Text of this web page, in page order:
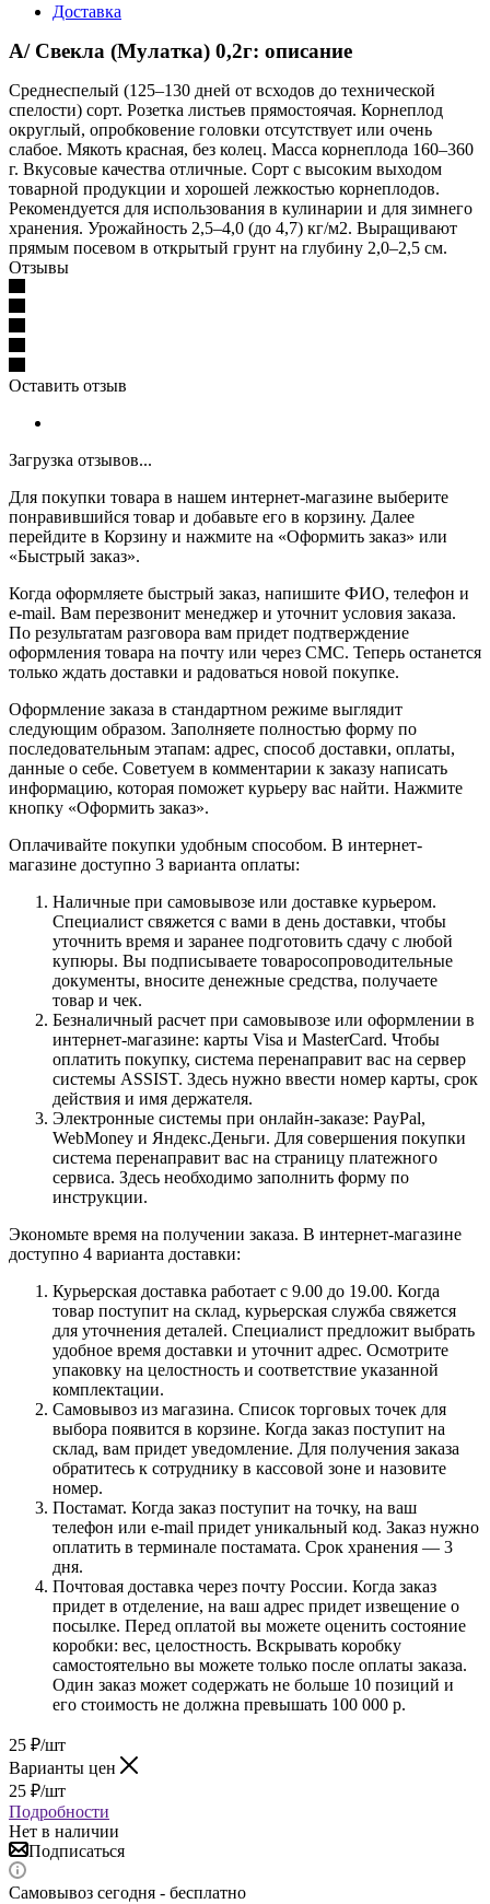
Доставка
А/ Свекла (Мулатка) 0,2г: описание
Среднеспелый (125–130 дней от всходов до технической
спелости) сорт. Розетка листьев прямостоячая. Корнеплод
округлый, опробковение головки отсутствует или очень
слабое. Мякоть красная, без колец. Масса корнеплода 160–360
г. Вкусовые качества отличные. Сорт с высоким выходом
товарной продукции и хорошей лежкостью корнеплодов.
Рекомендуется для использования в кулинарии и для зимнего
хранения. Урожайность 2,5–4,0 (до 4,7) кг/м2. Выращивают
прямым посевом в открытый грунт на глубину 2,0–2,5 см.
Отзывы
Оставить отзыв
Загрузка отзывов...
Для покупки товара в нашем интернет-магазине выберите
понравившийся товар и добавьте его в корзину. Далее
перейдите в Корзину и нажмите на «Оформить заказ» или
«Быстрый заказ».
Когда оформляете быстрый заказ, напишите ФИО, телефон и
e-mail. Вам перезвонит менеджер и уточнит условия заказа.
По результатам разговора вам придет подтверждение
оформления товара на почту или через СМС. Теперь останется
только ждать доставки и радоваться новой покупке.
Оформление заказа в стандартном режиме выглядит
следующим образом. Заполняете полностью форму по
последовательным этапам: адрес, способ доставки, оплаты,
данные о себе. Советуем в комментарии к заказу написать
информацию, которая поможет курьеру вас найти. Нажмите
кнопку «Оформить заказ».
Оплачивайте покупки удобным способом. В интернет-
магазине доступно 3 варианта оплаты:
Наличные при самовывозе или доставке курьером.
Специалист свяжется с вами в день доставки, чтобы
уточнить время и заранее подготовить сдачу с любой
купюры. Вы подписываете товаросопроводительные
документы, вносите денежные средства, получаете
товар и чек.
Безналичный расчет при самовывозе или оформлении в
интернет-магазине: карты Visa и MasterCard. Чтобы
оплатить покупку, система перенаправит вас на сервер
системы ASSIST. Здесь нужно ввести номер карты, срок
действия и имя держателя.
Электронные системы при онлайн-заказе: PayPal,
WebMoney и Яндекс.Деньги. Для совершения покупки
система перенаправит вас на страницу платежного
сервиса. Здесь необходимо заполнить форму по
инструкции.
Экономьте время на получении заказа. В интернет-магазине
доступно 4 варианта доставки:
Курьерская доставка работает с 9.00 до 19.00. Когда
товар поступит на склад, курьерская служба свяжется
для уточнения деталей. Специалист предложит выбрать
удобное время доставки и уточнит адрес. Осмотрите
упаковку на целостность и соответствие указанной
комплектации.
Самовывоз из магазина. Список торговых точек для
выбора появится в корзине. Когда заказ поступит на
склад, вам придет уведомление. Для получения заказа
обратитесь к сотруднику в кассовой зоне и назовите
номер.
Постамат. Когда заказ поступит на точку, на ваш
телефон или e-mail придет уникальный код. Заказ нужно
оплатить в терминале постамата. Срок хранения — 3
дня.
Почтовая доставка через почту России. Когда заказ
придет в отделение, на ваш адрес придет извещение о
посылке. Перед оплатой вы можете оценить состояние
коробки: вес, целостность. Вскрывать коробку
самостоятельно вы можете только после оплаты заказа.
Один заказ может содержать не больше 10 позиций и
его стоимость не должна превышать 100 000 р.
25 ₽/шт
Варианты цен
25 ₽/шт
Подробности
Нет в наличии
Подписаться
Самовывоз сегодня - бесплатно